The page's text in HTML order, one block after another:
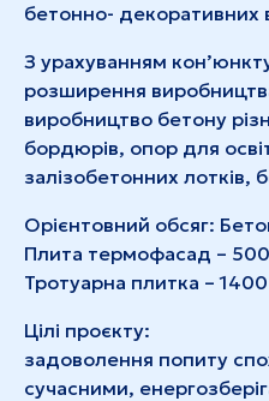
бетонно- декоративних
З урахуванням
розширення
виробництво бетону
бордюрів, опор для
залізобетонних лотків,
Орієнтовний обсяг:
Плита термофасад –
Тротуарна плитка –
Цілі проєкту:
задоволення попиту
сучасними,